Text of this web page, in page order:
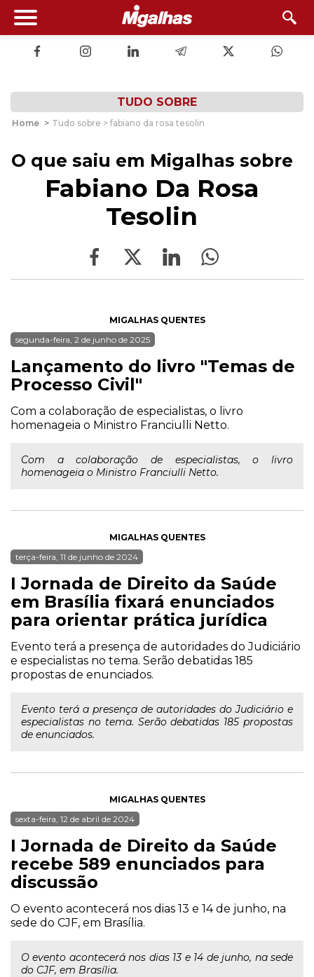
TUDO SOBRE
Home > Tudo sobre > fabiano da rosa tesolin
O que saiu em Migalhas sobre
Fabiano Da Rosa
Tesolin
MIGALHAS QUENTES
segunda-feira, 2 de junho de 2025
Lançamento do livro "Temas de
Processo Civil"
Com a colaboração de especialistas, o livro
homenageia o Ministro Franciulli Netto.
Com a colaboração de especialistas, o livro
homenageia o Ministro Franciulli Netto.
MIGALHAS QUENTES
terça-feira, 11 de junho de 2024
I Jornada de Direito da Saúde
em Brasília fixará enunciados
para orientar prática jurídica
Evento terá a presença de autoridades do Judiciário
e especialistas no tema. Serão debatidas 185
propostas de enunciados.
Evento terá a presença de autoridades do Judiciário e
especialistas no tema. Serão debatidas 185 propostas
de enunciados.
MIGALHAS QUENTES
sexta-feira, 12 de abril de 2024
I Jornada de Direito da Saúde
recebe 589 enunciados para
discussão
O evento acontecerá nos dias 13 e 14 de junho, na
sede do CJF, em Brasília.
O evento acontecerá nos dias 13 e 14 de junho, na sede
do CJF, em Brasília.